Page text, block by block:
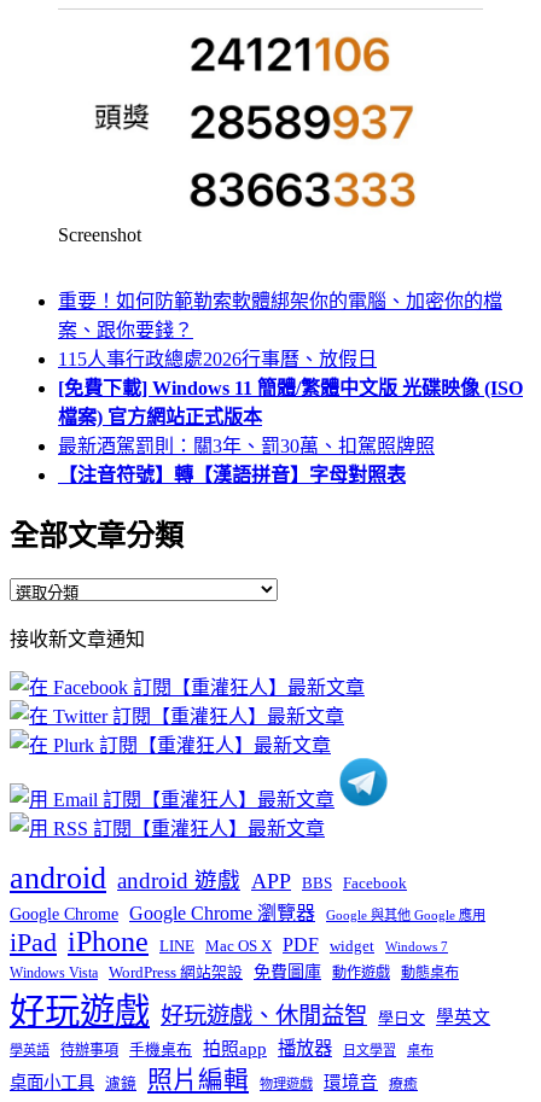
Screenshot
重要！如何防範勒索軟體綁架你的電腦、加密你的檔
案、跟你要錢？
115人事行政總處2026行事曆、放假日
[免費下載] Windows 11 簡體/繁體中文版 光碟映像 (ISO
檔案) 官方網站正式版本
最新酒駕罰則：關3年、罰30萬、扣駕照牌照
【注音符號】轉【漢語拼音】字母對照表
全部文章分類
全
文
章
分
類
接收新文章通知
android android 遊戲 APP BBS Facebook
Google Chrome Google Chrome 瀏覽器 Google 與其他 Google 應用
iPad iPhone LINE Mac OS X PDF widget Windows 7
Windows Vista WordPress 網站架設 免費圖庫 動作遊戲 動態桌布
好玩遊戲 好玩遊戲、休閒益智 學日文 學英文
學英語 待辦事項 手機桌布 拍照app 播放器 日文學習 桌布
桌面小工具 濾鏡 照片編輯 物理遊戲 環境音 療癒